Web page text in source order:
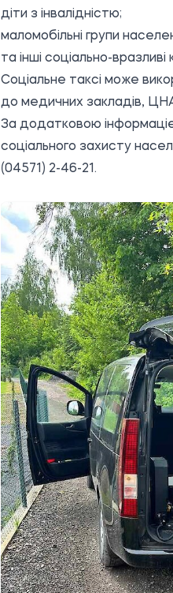
діти з інвалідністю;
маломобільні групи
та інші соціально-
Соціальне таксі може
до медичних закладів,
За додатковою
соціального захисту
(04571) 2-46-21.